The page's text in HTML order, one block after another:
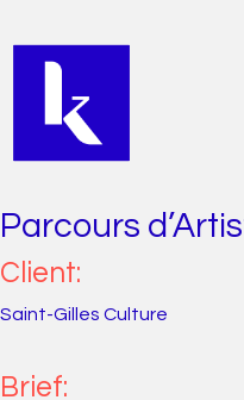
Parcours
Client:
Saint-Gilles Culture
Brief: